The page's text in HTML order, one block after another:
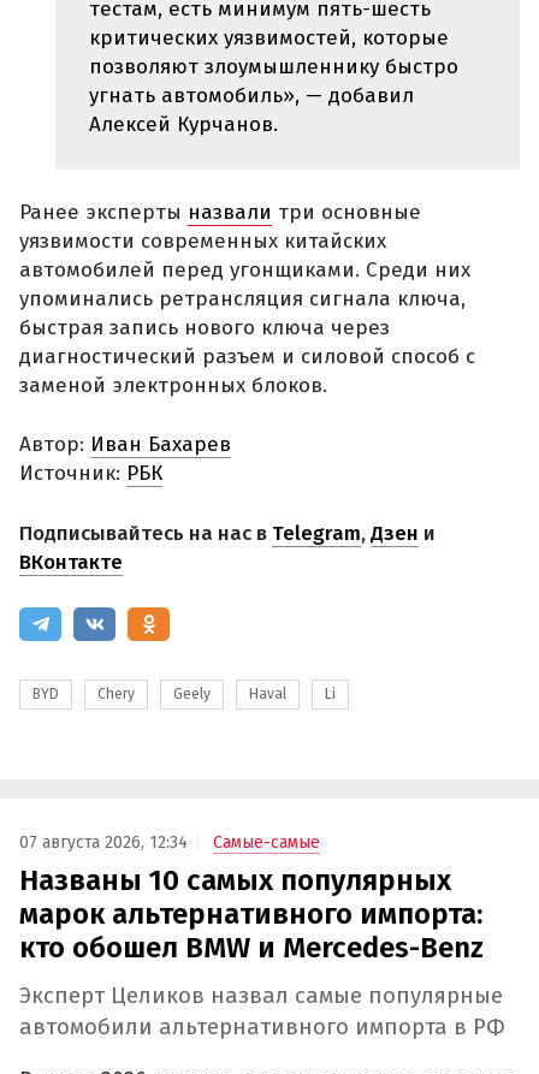
тестам, есть минимум пять-шесть
критических уязвимостей, которые
позволяют злоумышленнику быстро
угнать автомобиль», — добавил
Алексей Курчанов.
Ранее эксперты назвали три основные
уязвимости современных китайских
автомобилей перед угонщиками. Среди них
упоминались ретрансляция сигнала ключа,
быстрая запись нового ключа через
диагностический разъем и силовой способ с
заменой электронных блоков.
Автор: Иван Бахарев
Источник: РБК
Подписывайтесь на нас в Telegram,Дзен и
ВКонтакте
BYD Chery Geely Haval Li
07 августа 2026, 12:34 Самые-самые
Названы 10 самых популярных
марок альтернативного импорта:
кто обошел BMW и Mercedes-Benz
Эксперт Целиков назвал самые популярные
автомобили альтернативного импорта в РФ